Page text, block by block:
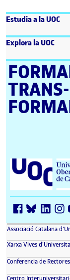
Estudia a la UOC
Explora la UOC
TRANS­
Universitat Oberta
Associació Catalana
Xarxa Vives
Conferencia de